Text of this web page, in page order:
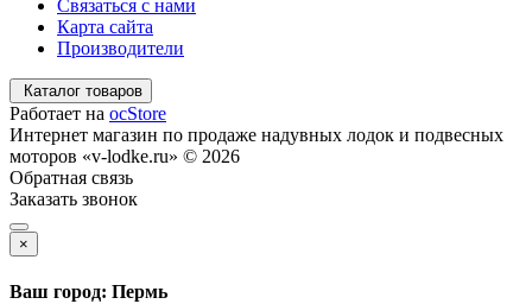
Связаться с нами
Карта сайта
Производители
Каталог товаров
Работает на ocStore
Интернет магазин по продаже надувных лодок и подвесных
моторов «v-lodke.ru» © 2026
Обратная связь
Заказать звонок
×
Ваш город: Пермь